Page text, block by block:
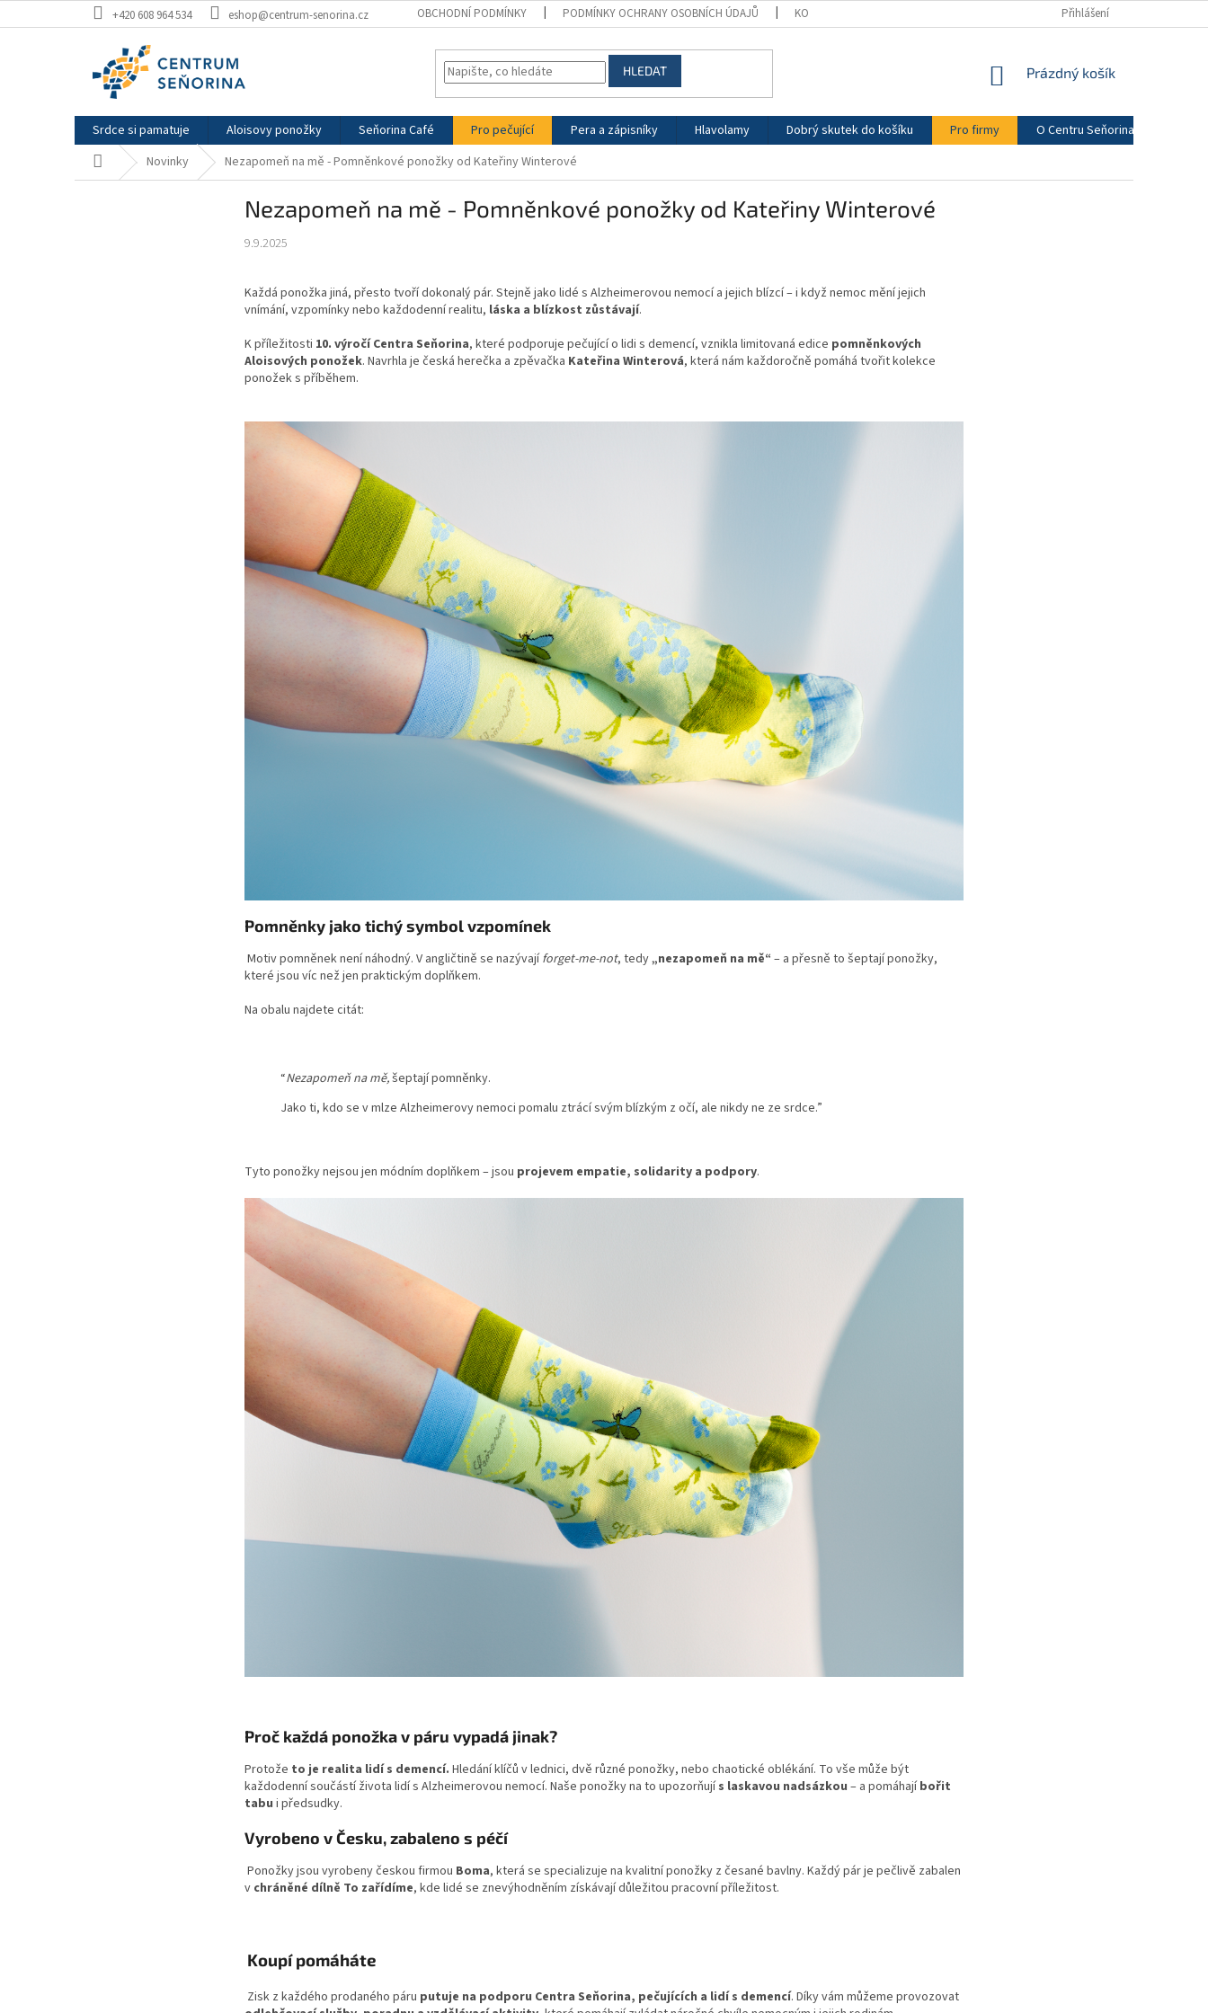
na
+420 608 964 534 eshop@centrum-senorina.cz OBCHODNÍ PODMÍNKY PODMÍNKY OCHRANY OSOBNÍCH ÚDAJŮ KONTAKTY Přihlášení
HLEDAT
NÁKUPNÍ
Prázdný košík
Srdce si pamatuje Aloisovy ponožky Seňorina Café Pro pečující Pera a zápisníky Hlavolamy Dobrý skutek do košíku Pro firmy O Centru Seňorina
Domů Novinky Nezapomeň na mě - Pomněnkové ponožky od Kateřiny Winterové
Nezapomeň na mě - Pomněnkové ponožky od Kateřiny Winterové
9.9.2025
Každá ponožka jiná, přesto tvoří dokonalý pár. Stejně jako lidé s Alzheimerovou nemocí a jejich blízcí – i když nemoc mění jejich
vnímání, vzpomínky nebo každodenní realitu, láska a blízkost zůstávají.
K příležitosti 10. výročí Centra Seňorina, které podporuje pečující o lidi s demencí, vznikla limitovaná edice pomněnkových
Aloisových ponožek. Navrhla je česká herečka a zpěvačka Kateřina Winterová, která nám každoročně pomáhá tvořit kolekce
ponožek s příběhem.
Pomněnky jako tichý symbol vzpomínek
Motiv pomněnek není náhodný. V angličtině se nazývajíforget-me-not, tedy„nezapomeň na mě“ – a přesně to šeptají ponožky,
které jsou víc než jen praktickým doplňkem.
Na obalu najdete citát:
“Nezapomeň na mě,šeptají pomněnky.
Jako ti, kdo se v mlze Alzheimerovy nemoci pomalu ztrácí svým blízkým z očí, ale nikdy ne ze srdce.”
Tyto ponožky nejsou jen módním doplňkem – jsou projevem empatie, solidarity a podpory.
Proč každá ponožka v páru vypadá jinak?
Protože to je realita lidí s demencí. Hledání klíčů v lednici, dvě různé ponožky, nebo chaotické oblékání. To vše může být
každodenní součástí života lidí s Alzheimerovou nemocí. Naše ponožky na to upozorňujís laskavou nadsázkou – a pomáhajíbořit
tabu i předsudky.
Vyrobeno v Česku, zabaleno s péčí
Ponožky jsou vyrobeny českou firmou Boma, která se specializuje na kvalitní ponožky z česané bavlny. Každý pár je pečlivě zabalen
v chráněné dílně To zařídíme, kde lidé se znevýhodněním získávají důležitou pracovní příležitost.
Koupí pomáháte
Zisk z každého prodaného páru putuje na podporu Centra Seňorina, pečujících a lidí s demencí. Díky vám můžeme provozovat